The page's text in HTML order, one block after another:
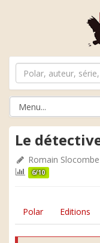
Le
Romain Slocombe
6/10
Polar Editions